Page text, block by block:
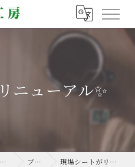
ニューアル✨
福島県いわき市の工務店なら株式会社ヒロ・工房 ブログ 現場シートがリニューアル✨